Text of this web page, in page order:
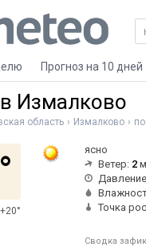
Прогноз на 10 дней
Измалково
область Измалково
ясно
Ветер: 2
Точка
Сводка